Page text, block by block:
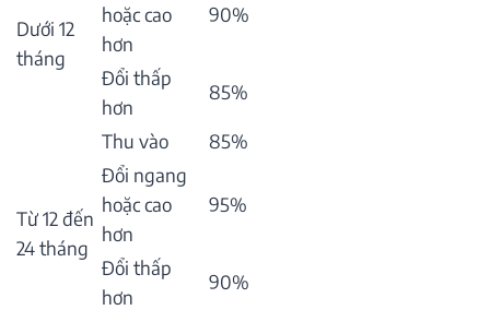
Dưới 12
tháng
hoặc cao
hơn
90%
Đổi thấp
hơn
85%
Từ 12 đến
24 tháng
Thu vào
85%
Đổi ngang
hoặc cao
hơn
95%
Đổi thấp
hơn
90%